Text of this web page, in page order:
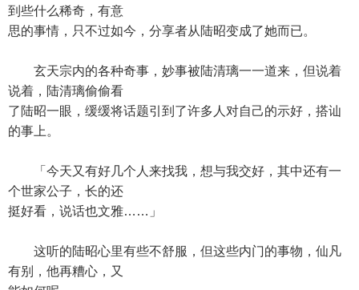
到些什么稀奇，有意
思的事情，只不过如今，分享者从陆昭变成了她而已。
玄天宗内的各种奇事，妙事被陆清璃一一道来，但说着
说着，陆清璃偷偷看
了陆昭一眼，缓缓将话题引到了许多人对自己的示好，搭讪
的事上。
「今天又有好几个人来找我，想与我交好，其中还有一
个世家公子，长的还
挺好看，说话也文雅……」
这听的陆昭心里有些不舒服，但这些内门的事物，仙凡
有别，他再糟心，又